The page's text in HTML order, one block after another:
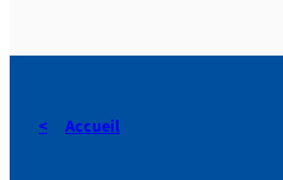
Accueil